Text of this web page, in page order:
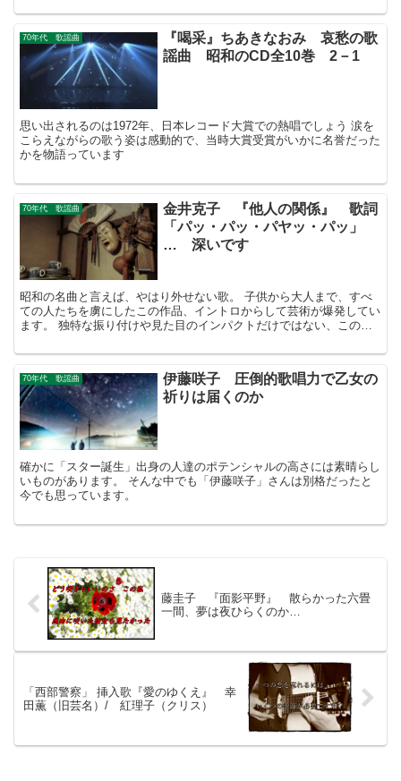
70年代 歌謡曲
『喝采』ちあきなおみ 哀愁の歌
謡曲 昭和のCD全10巻 2－1
思い出されるのは1972年、日本レコード大賞での熱唱でしょう 涙を
こらえながらの歌う姿は感動的で、当時大賞受賞がいかに名誉だった
かを物語っています
70年代 歌謡曲
金井克子 『他人の関係』 歌詞
「パッ・パッ・パヤッ・パッ」
… 深いです
昭和の名曲と言えば、やはり外せない歌。 子供から大人まで、すべ
ての人たちを虜にしたこの作品、イントロからして芸術が爆発してい
ます。 独特な振り付けや見た目のインパクトだけではない、この歌
70年代 歌謡曲
伊藤咲子 圧倒的歌唱力で乙女の
祈りは届くのか
確かに「スター誕生」出身の人達のポテンシャルの高さには素晴らし
いものがあります。 そんな中でも「伊藤咲子」さんは別格だったと
今でも思っています。
藤圭子 『面影平野』 散らかった六畳
一間、夢は夜ひらくのか…
「西部警察」 挿入歌『愛のゆくえ』 幸
田薫（旧芸名）/ 紅理子（クリス）